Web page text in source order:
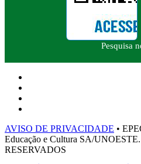
Pesquisa
AVISO DE PRIVACIDADE •
Educação e Cultura SA/
RESERVADOS